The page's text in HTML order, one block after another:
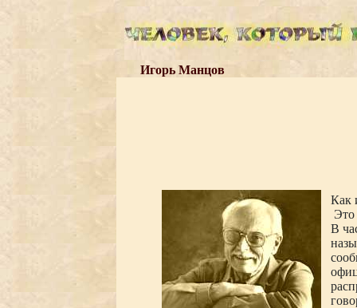
Игорь Манцов
Как
Это
В